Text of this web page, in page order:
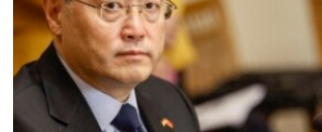
Learning English
СОЦИАЛЬНЫЕ СЕТИ